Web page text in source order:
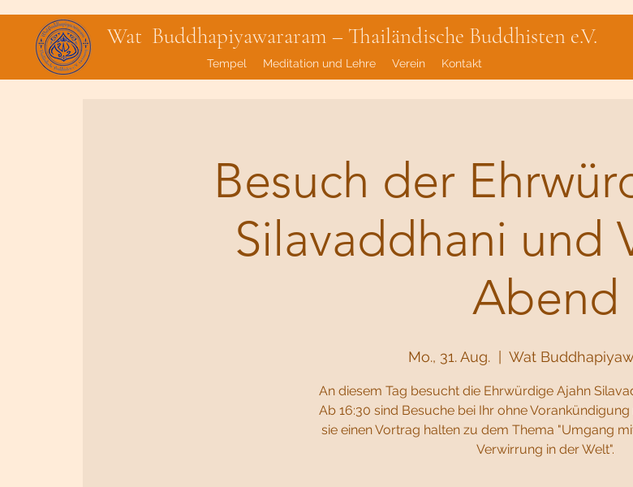
Wat Buddhapiyawararam – Thailändische Buddhisten e.V.
Tempel Meditation und Lehre Verein Kontakt
Besuch der
Silavaddhani und
Abend
Mo., 31. Aug. Wat
An diesem Tag besucht die Ehrwürdige Ajahn
Ab 16:30 sind Besuche bei Ihr ohne
sie einen Vortrag halten zu dem Thema "Umgang
Verwirrung in der Welt".